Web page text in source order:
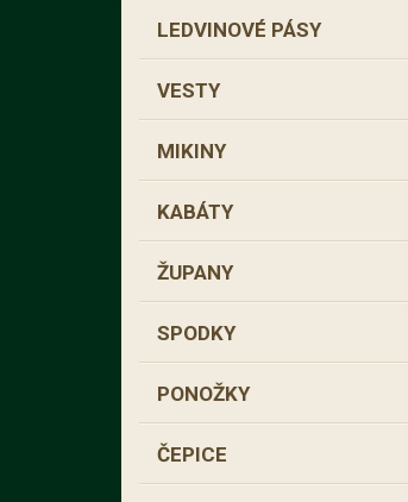
LEDVINOVÉ PÁSY
VESTY
MIKINY
KABÁTY
ŽUPANY
SPODKY
PONOŽKY
ČEPICE